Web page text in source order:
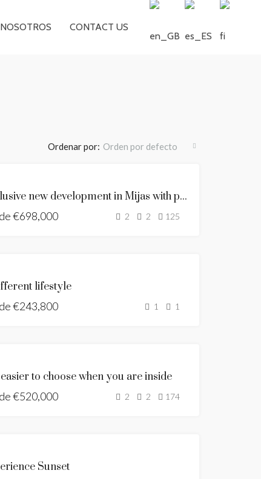
NOSOTROS CONTACT US
Ordenar por: Orden por defecto
CONSTRUCCIÓN
BUILDING
Exclusive new development in Mijas with panoramic sea views
€698,000 2 2 125
CONSTRUCCIÓN
BUILDING
lifestyle
€243,800 1 1
CONSTRUCCIÓN
BUILDING
to choose when you are inside
€520,000 2 2 174
CONSTRUCCIÓN
Sunset